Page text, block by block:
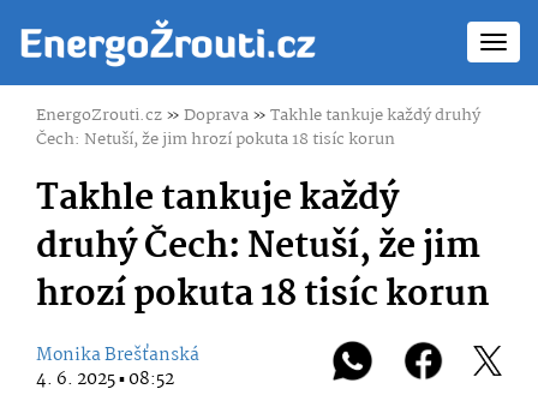
EnergoZrouti.cz»Doprava»Takhle tankuje každý druhý
Čech: Netuší, že jim hrozí pokuta 18 tisíc korun
Takhle tankuje každý
druhý Čech: Netuší, že jim
hrozí pokuta 18 tisíc korun
Monika Brešťanská
4. 6. 2025 ▪ 08:52